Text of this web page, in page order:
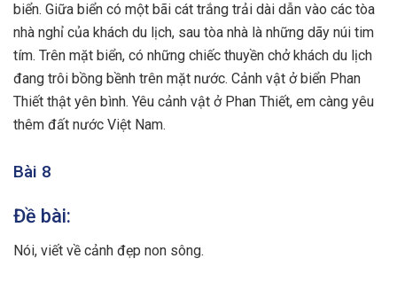
biển. Giữa biển có một bãi cát trắng trải dài dẫn vào các tòa
nhà nghỉ của khách du lịch, sau tòa nhà là những dãy núi tim
tím. Trên mặt biển, có những chiếc thuyền chở khách du lịch
đang trôi bồng bềnh trên mặt nước. Cảnh vật ở biển Phan
Thiết thật yên bình. Yêu cảnh vật ở Phan Thiết, em càng yêu
thêm đất nước Việt Nam.
Bài 8
Đề bài:
Nói, viết về cảnh đẹp non sông.